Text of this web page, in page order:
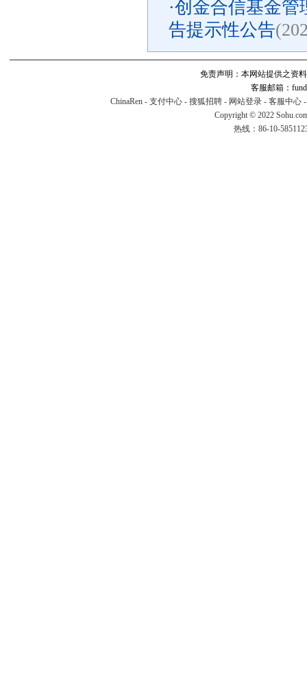
·创金合信基金管
告提示性公告
免责声明：本网站提供之资
客服邮箱：
ChinaRen - 支付中心 - 搜狐招聘 - 网站登录 - 客服中心
Copyright © 2022
热线：86-10-